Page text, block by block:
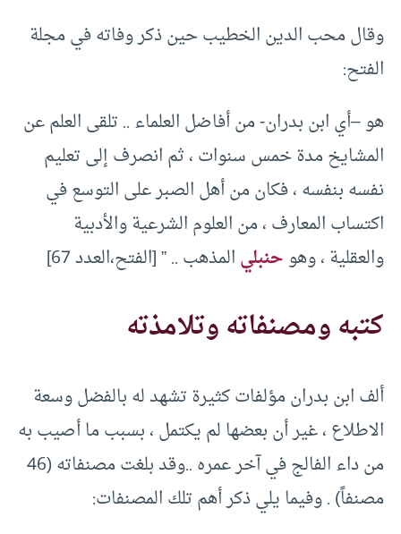
وقال محب الدين الخطيب حين ذكر وفاته في مجلة
الفتح:
هو –أي ابن بدران- من أفاضل العلماء .. تلقى العلم عن
المشايخ مدة خمس سنوات ، ثم انصرف إلى تعليم
نفسه بنفسه ، فكان من أهل الصبر على التوسع في
اكتساب المعارف ، من العلوم الشرعية والأدبية
والعقلية ، وهوحنبليالمذهب .. ” [الفتح،العدد 67]
كتبه ومصنفاته وتلامذته
ألف ابن بدران مؤلفات كثيرة تشهد له بالفضل وسعة
الاطلاع ، غير أن بعضها لم يكتمل ، بسبب ما أصيب به
من داء الفالج في آخر عمره ..وقد بلغت مصنفاته (46
مصنفاً) . وفيما يلي ذكر أهم تلك المصنفات: